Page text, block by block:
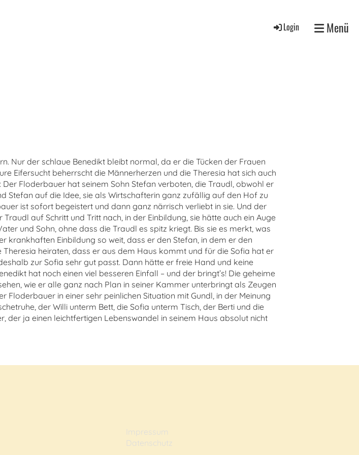
Login Menü
Nur der schlaue Benedikt bleibt normal, da er die Tücken der Frauen
Eifersucht beherrscht die Männerherzen und die Theresia hat sich auch
Floderbauer hat seinem Sohn Stefan verboten, die Traudl, obwohl er
Stefan auf die Idee, sie als Wirtschafterin ganz zufällig auf den Hof zu
ist sofort begeistert und dann ganz närrisch verliebt in sie. Und der
auf Schritt und Tritt nach, in der Einbildung, sie hätte auch ein Auge
und Sohn, ohne dass die Traudl es spitz kriegt. Bis sie es merkt, was
krankhaften Einbildung so weit, dass er den Stefan, in dem er den
heiraten, dass er aus dem Haus kommt und für die Sofia hat er
zur Sofia sehr gut passt. Dann hätte er freie Hand und keine
hat noch einen viel besseren Einfall – und der bringt’s! Die geheime
wie er alle ganz nach Plan in seiner Kammer unterbringt als Zeugen
in einer sehr peinlichen Situation mit Gundl, in der Meinung
der Willi unterm Bett, die Sofia unterm Tisch, der Berti und die
ja einen leichtfertigen Lebenswandel in seinem Haus absolut nicht
Impressum
Datenschutz